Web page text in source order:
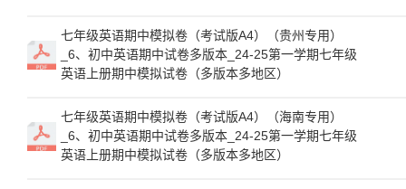
七年级英语期中模拟卷（考试版A4）（贵州专用）
_6、初中英语期中试卷多版本_24-25第一学期七年级
英语上册期中模拟试卷（多版本多地区）
七年级英语期中模拟卷（考试版A4）（海南专用）
_6、初中英语期中试卷多版本_24-25第一学期七年级
英语上册期中模拟试卷（多版本多地区）